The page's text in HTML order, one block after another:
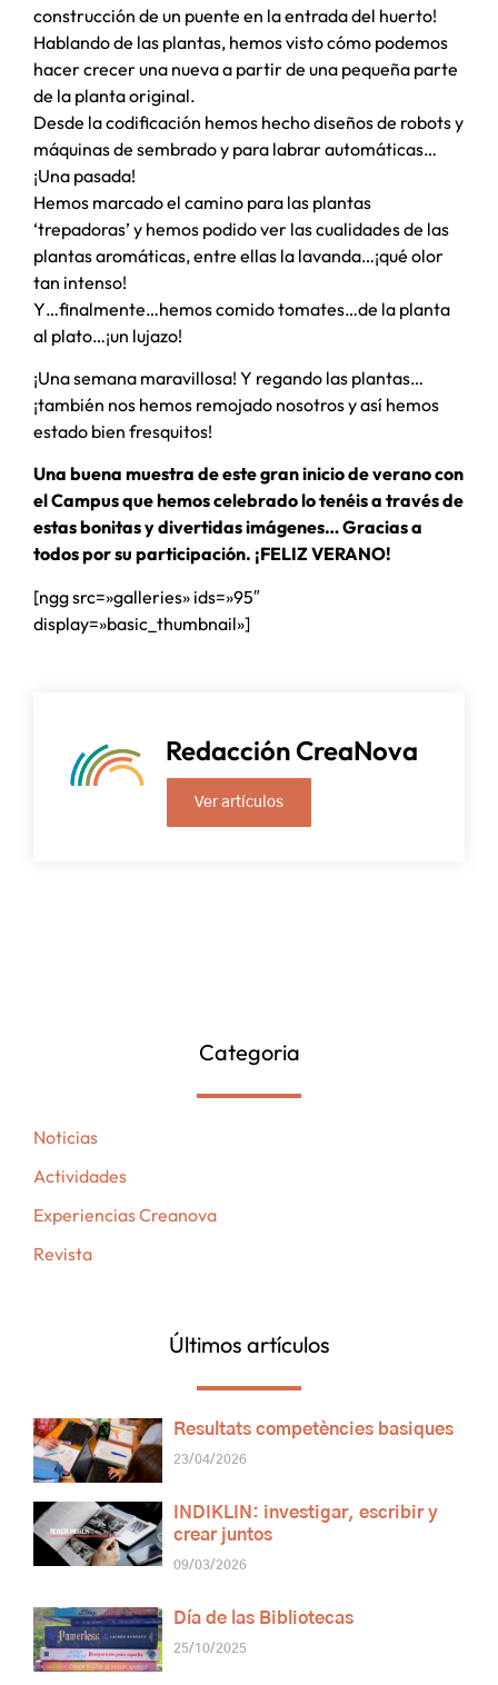
construcción de un puente en la entrada del huerto!
Hablando de las plantas, hemos visto cómo podemos
hacer crecer una nueva a partir de una pequeña parte
de la planta original.
Desde la codificación hemos hecho diseños de robots y
máquinas de sembrado y para labrar automáticas…
¡Una pasada!
Hemos marcado el camino para las plantas
‘trepadoras’ y hemos podido ver las cualidades de las
plantas aromáticas, entre ellas la lavanda…¡qué olor
tan intenso!
Y…finalmente…hemos comido tomates…de la planta
al plato…¡un lujazo!
¡Una semana maravillosa! Y regando las plantas…
¡también nos hemos remojado nosotros y así hemos
estado bien fresquitos!
Una buena muestra de este gran inicio de verano con
el Campus que hemos celebrado lo tenéis a través de
estas bonitas y divertidas imágenes… Gracias a
todos por su participación. ¡FELIZ VERANO!
[ngg src=»galleries» ids=»95″
display=»basic_thumbnail»]
Redacción CreaNova
Ver artículos
Categoria
Noticias
Actividades
Experiencias Creanova
Revista
Últimos artículos
Resultats competències basiques
23/04/2026
INDIKLIN: investigar, escribir y
crear juntos
09/03/2026
Día de las Bibliotecas
25/10/2025